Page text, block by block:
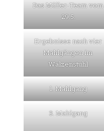
Das Müller-Team vom
29.5.
Ergebnisse nach vier
Mahlgängen im
Walzenstuhl
1. Mahlgang
3. Mahlgang